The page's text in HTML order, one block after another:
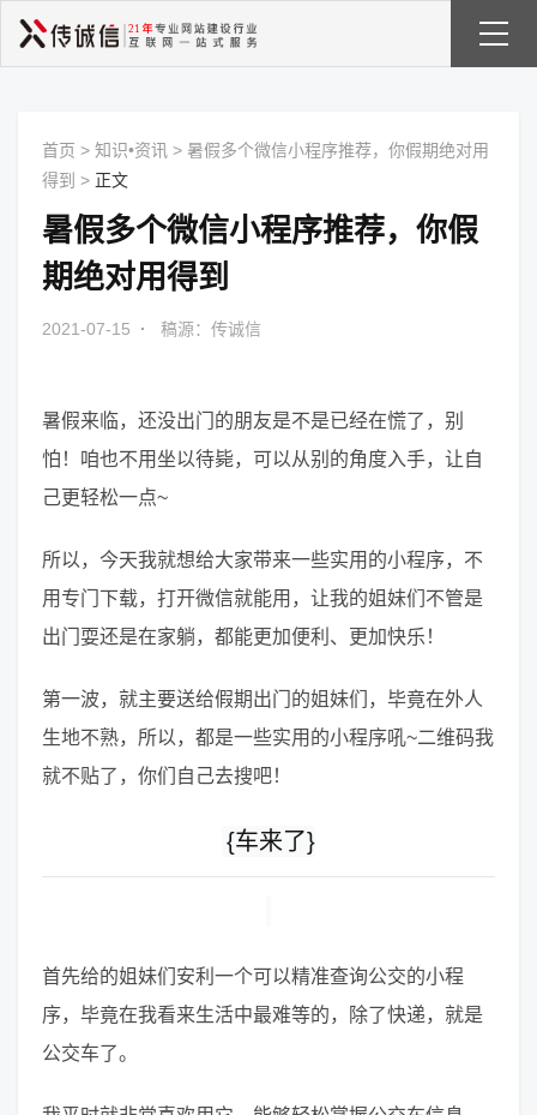
首页 > 知识•资讯 > 暑假多个微信小程序推荐，你假期绝对用
得到 > 正文
暑假多个微信小程序推荐，你假
期绝对用得到
2021-07-15 · 稿源：传诚信
暑假来临，还没出门的朋友是不是已经在慌了，别
怕！咱也不用坐以待毙，可以从别的角度入手，让自
己更轻松一点~
所以，今天我就想给大家带来一些实用的小程序，不
用专门下载，打开微信就能用，让我的姐妹们不管是
出门耍还是在家躺，都能更加便利、更加快乐！
第一波，就主要送给假期出门的姐妹们，毕竟在外人
生地不熟，所以，都是一些实用的小程序吼~二维码我
就不贴了，你们自己去搜吧！
{车来了}
首先给的姐妹们安利一个可以精准查询公交的小程
序，毕竟在我看来生活中最难等的，除了快递，就是
公交车了。